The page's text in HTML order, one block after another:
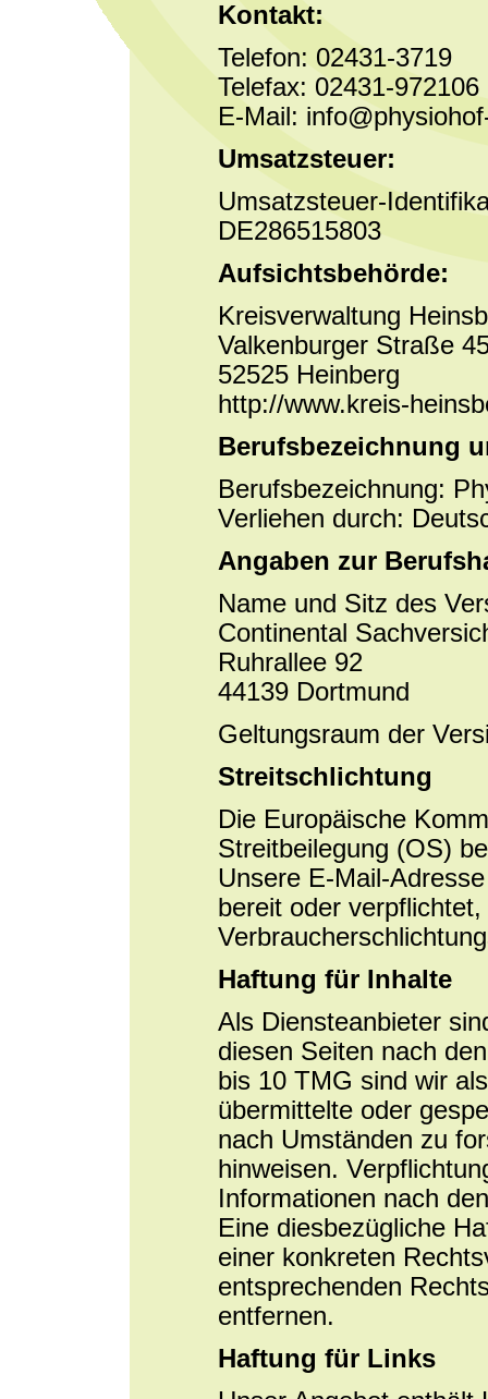
Kontakt:
Telefon: 02431-3719
Telefax: 02431-972106
E-Mail:
Umsatzsteuer:
Umsatzsteuer-
DE286515803
Aufsichtsbehörde:
Kreisverwaltung
Valkenburger Straße
52525 Heinberg
http://www.kreis-
Berufsbezeichnung
Berufsbezeichnung:
Verliehen durch:
Angaben zur
Name und Sitz des
Continental
Ruhrallee 92
44139 Dortmund
Geltungsraum der
Streitschlichtung
Die Europäische
Streitbeilegung (OS)
Unsere E-Mail-
bereit oder
Haftung für Inhalte
Als Diensteanbieter
diesen Seiten nach
bis 10 TMG sind wir
übermittelte oder
nach Umständen zu
hinweisen.
Informationen nach
Eine diesbezügliche
einer konkreten
entsprechenden
entfernen.
Haftung für Links